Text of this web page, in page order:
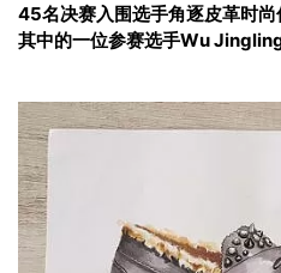
45名决赛入围选手角逐皮革时
其中的一位参赛选手Wu Jingling